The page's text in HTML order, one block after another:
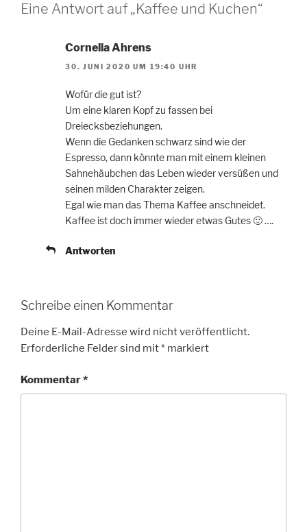
Eine Antwort auf „Kaffee und Kuchen“
Cornelia Ahrens
30. JUNI 2020 UM 19:40 UHR
Wofür die gut ist?
Um eine klaren Kopf zu fassen bei
Dreiecksbeziehungen.
Wenn die Gedanken schwarz sind wie der
Espresso, dann könnte man mit einem kleinen
Sahnehäubchen das Leben wieder versüßen und
seinen milden Charakter zeigen.
Egal wie man das Thema Kaffee anschneidet.
Kaffee ist doch immer wieder etwas Gutes 🙂 ….
Antworten
Schreibe einen Kommentar
Deine E-Mail-Adresse wird nicht veröffentlicht.
Erforderliche Felder sind mit* markiert
Kommentar*